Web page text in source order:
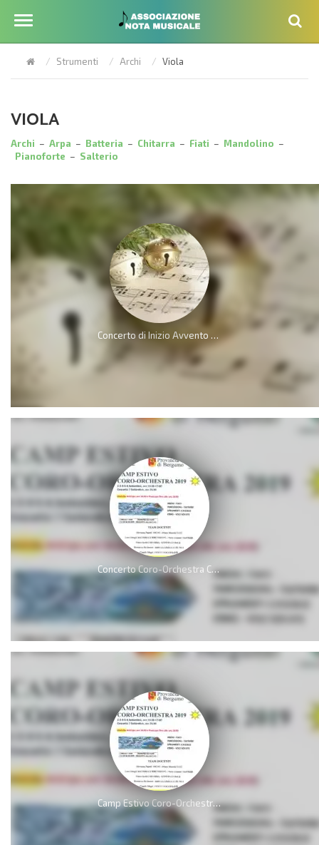
Strumenti Archi Viola
VIOLA
Archi – Arpa – Batteria – Chitarra – Fiati – Mandolino –
Pianoforte – Salterio
Concerto di Inizio Avvento – Natale 2019
Concerto Coro-Orchestra Camp Estivo
Camp Estivo Coro-Orchestra 2019